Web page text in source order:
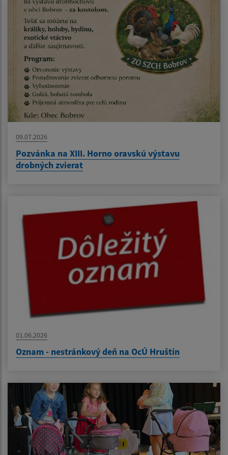
09.07.2026
Pozvánka na XIII. Horno oravskú výstavu
drobných zvierat
01.06.2026
Oznam - nestránkový deň na OcÚ Hruštín